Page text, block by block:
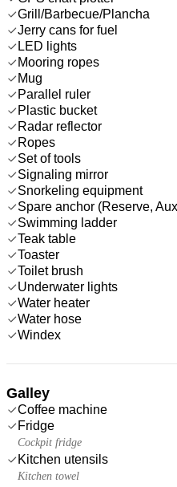
Grill/Barbecue/Plancha
Jerry cans for fuel
LED lights
Mooring ropes
Mug
Parallel ruler
Plastic bucket
Radar reflector
Ropes
Set of tools
Signaling mirror
Snorkeling equipment
Spare anchor (Reserve,
Swimming ladder
Teak table
Toaster
Toilet brush
Underwater lights
Water heater
Water hose
Windex
Galley
Coffee machine
Fridge
Cockpit fridge
Kitchen utensils
Kitchen towel